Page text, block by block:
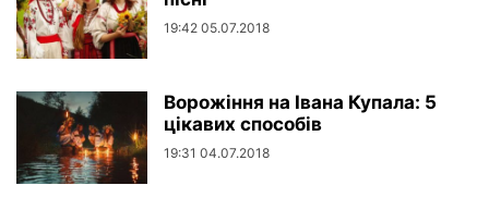
19:42 05.07.2018
Ворожіння на Івана Купала: 5
цікавих способів
19:31 04.07.2018